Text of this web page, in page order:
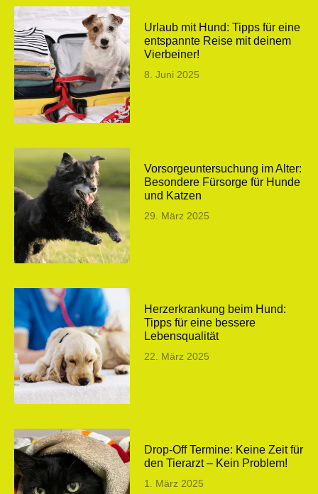
Urlaub mit Hund: Tipps für eine
entspannte Reise mit deinem
Vierbeiner!
8. Juni 2025
Vorsorgeuntersuchung im Alter:
Besondere Fürsorge für Hunde
und Katzen
29. März 2025
Herzerkrankung beim Hund:
Tipps für eine bessere
Lebensqualität
22. März 2025
Drop-Off Termine: Keine Zeit für
den Tierarzt – Kein Problem!
1. März 2025